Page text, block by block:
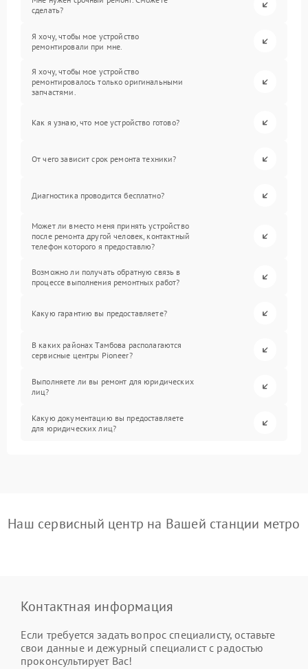
сделать?
Я хочу, чтобы мое устройство
ремонтировали при мне.
Я хочу, чтобы мое устройство
ремонтировалось только оригинальными
запчастями.
Как я узнаю, что мое устройство готово?
От чего зависит срок ремонта техники?
Диагностика проводится бесплатно?
Может ли вместо меня принять устройство
после ремонта другой человек, контактный
телефон которого я предоставлю?
Возможно ли получать обратную связь в
процессе выполнения ремонтных работ?
Какую гарантию вы предоставляете?
В каких районах Тамбова располагаются
сервисные центры Pioneer?
Выполняете ли вы ремонт для юридических
лиц?
Какую документацию вы предоставляете
для юридических лиц?
Наш сервисный центр на Вашей станции метро
Контактная информация
Если требуется задать вопрос специалисту, оставьте
свои данные и дежурный специалист с радостью
проконсультирует Вас!